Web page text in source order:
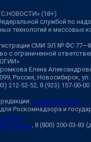
(18+)
службой по
технологий и массовых
СМИ ЭЛ № ФС
с ограниченной
Елена
Россия, Новосибирск, ул.
212-52-52, 8 (923) 157-00-00
ngs@shkulev.ru
Роскомнадзора и
, 8 (800) 200-03-83